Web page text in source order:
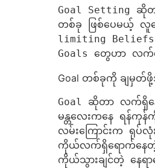
Goal Setting ဆို
တစ်ခု ဖြစ်ပေမယ့် လူ
limiting Beliefs
Goals တွေဟာ လက်တွ
Goal တစ်ခုကို ချမှ
Goal ဆိုတာ လက်ရှိန
မန္တလေးကနေ ရန်ကုန်
လမ်းကြောင်းက ရုပ်
ကိုယ်လက်ရှိရောက်နေတဲ့
ကိုယ်သွားချင်တဲ့ နေရ